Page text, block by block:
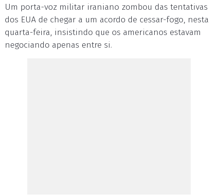
Um porta-voz militar iraniano zombou das tentativas
dos EUA de chegar a um acordo de cessar-fogo, nesta
quarta-feira, insistindo que os americanos estavam
negociando apenas entre si.